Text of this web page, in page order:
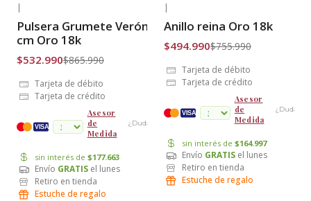
Envío Gratis
|
Pulsera Grumete Verónica 19
cm Oro 18k
$532.990$865.990
Tarjeta de débito
Tarjeta de crédito
VISA
Asesor
de
Medida
¿Dudas?
sin interés de $177.663
Envío GRATIS el lunes
Retiro en tienda
Estuche de regalo
Envío Gratis
|
Anillo reina Oro 18k
$494.990$755.990
Tarjeta de débito
Tarjeta de crédito
VISA
Asesor
de
Medida
¿Dudas?
sin interés de $164.997
Envío GRATIS el lunes
Retiro en tienda
Estuche de regalo